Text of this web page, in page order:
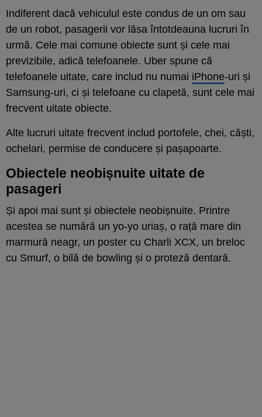
Indiferent dacă vehiculul este condus de un om sau
de un robot, pasagerii vor lăsa întotdeauna lucruri în
urmă. Cele mai comune obiecte sunt și cele mai
previzibile, adică telefoanele. Uber spune că
telefoanele uitate, care includ nu numai iPhone-uri și
Samsung-uri, ci și telefoane cu clapetă, sunt cele mai
frecvent uitate obiecte.
Alte lucruri uitate frecvent includ portofele, chei, căști,
ochelari, permise de conducere și pașapoarte.
Obiectele neobișnuite uitate de
pasageri
Și apoi mai sunt și obiectele neobișnuite. Printre
acestea se numără un yo-yo uriaș, o rață mare din
marmură neagr, un poster cu Charli XCX, un breloc
cu Smurf, o bilă de bowling și o proteză dentară.